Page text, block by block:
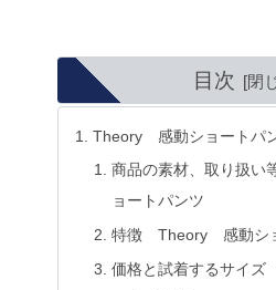
目次
Theory 感動ショートパ
商品の素材、取り扱
ョートパンツ
特徴 Theory 感動シ
価格と試着するサイ